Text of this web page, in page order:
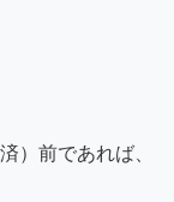
）前であれば、